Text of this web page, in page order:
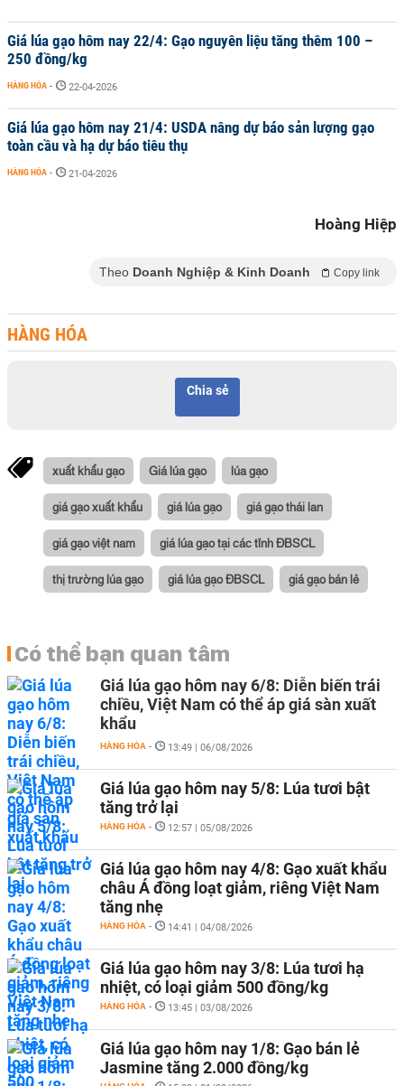
Giá lúa gạo hôm nay 22/4: Gạo nguyên liệu tăng thêm 100 –
250 đồng/kg
HÀNG HÓA - 22-04-2026
Giá lúa gạo hôm nay 21/4: USDA nâng dự báo sản lượng gạo
toàn cầu và hạ dự báo tiêu thụ
HÀNG HÓA - 21-04-2026
Hoàng Hiệp
Theo Doanh Nghiệp & Kinh Doanh Copy link
HÀNG HÓA
Chia sẻ
xuất khẩu gạo Giá lúa gạo lúa gạo
giá gạo xuất khẩu giá lúa gạo giá gạo thái lan
giá gạo việt nam giá lúa gạo tại các tỉnh ĐBSCL
thị trường lúa gạo giá lúa gạo ĐBSCL giá gạo bán lẻ
Có thể bạn quan tâm
Giá lúa gạo hôm nay 6/8: Diễn biến trái
chiều, Việt Nam có thể áp giá sàn xuất
khẩu
HÀNG HÓA - 13:49 | 06/08/2026
Giá lúa gạo hôm nay 5/8: Lúa tươi bật
tăng trở lại
HÀNG HÓA - 12:57 | 05/08/2026
Giá lúa gạo hôm nay 4/8: Gạo xuất khẩu
châu Á đồng loạt giảm, riêng Việt Nam
tăng nhẹ
HÀNG HÓA - 14:41 | 04/08/2026
Giá lúa gạo hôm nay 3/8: Lúa tươi hạ
nhiệt, có loại giảm 500 đồng/kg
HÀNG HÓA - 13:45 | 03/08/2026
Giá lúa gạo hôm nay 1/8: Gạo bán lẻ
Jasmine tăng 2.000 đồng/kg